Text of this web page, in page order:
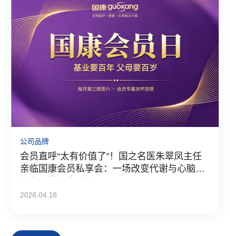
公司品牌
会员直呼“太有价值了”！国之名医朱翠凤主任
亲临国康会员私享会：一场改变代谢与心脑血
2026.04.18